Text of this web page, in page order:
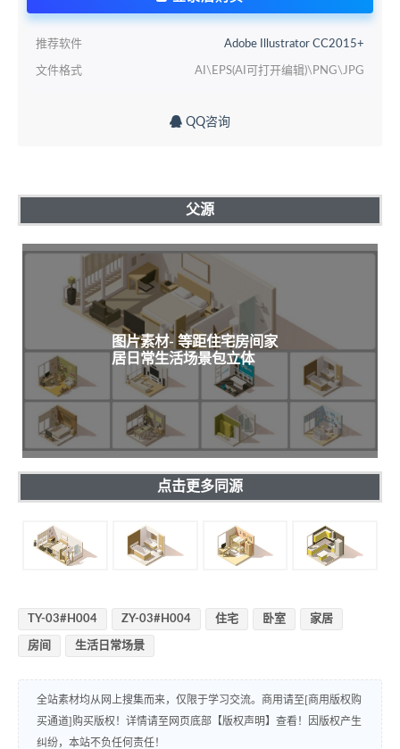
推荐软件 Adobe Illustrator CC2015+
文件格式 AI\EPS(AI可打开编辑)\PNG\JPG
QQ咨询
父源
图片素材- 等距住宅房间家
居日常生活场景包立体
点击更多同源
TY-03#H004 ZY-03#H004 住宅 卧室 家居
房间 生活日常场景
全站素材均从网上搜集而来，仅限于学习交流。商用请至[商用版权购
买通道]购买版权！详情请至网页底部【版权声明】查看！因版权产生
纠纷，本站不负任何责任！